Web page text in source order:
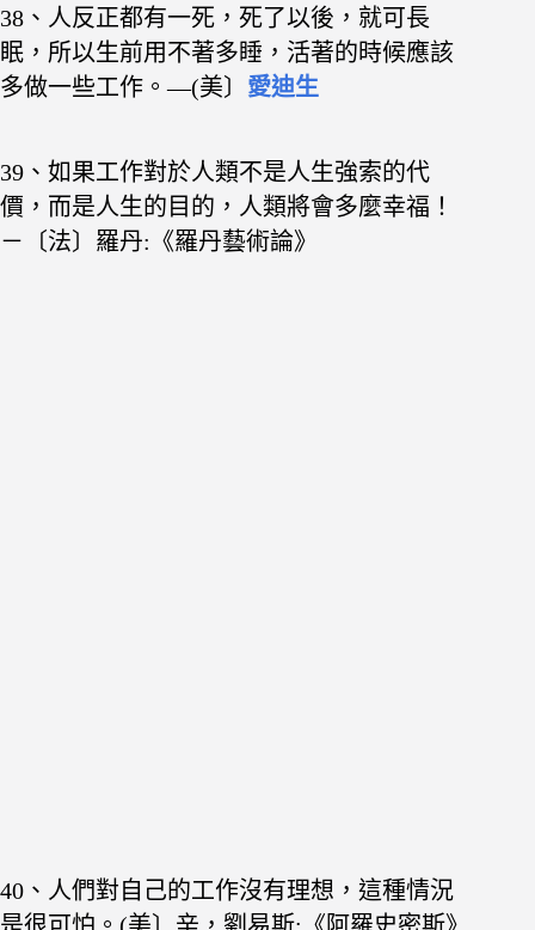
38、人反正都有一死，死了以後，就可長
眠，所以生前用不著多睡，活著的時候應該
多做一些工作。—(美〕 愛迪生
39、如果工作對於人類不是人生強索的代
價，而是人生的目的，人類將會多麼幸福！
－ 〔法〕羅丹:《羅丹藝術論》
40、人們對自己的工作沒有理想，這種情況